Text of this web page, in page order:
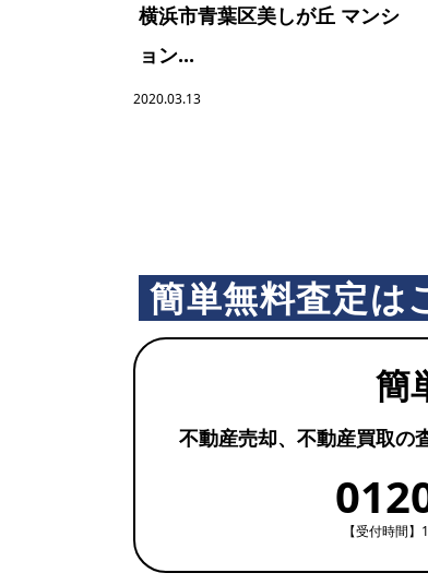
横浜市青葉区美しが丘 マンシ
ョン...
2020.03.13
簡単無料査定は
簡
不動産売却、不動産買取の
【受付時間